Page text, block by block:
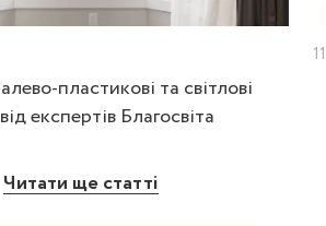
пластикові та світлові
експертів Благосвіта
Читати ще статті